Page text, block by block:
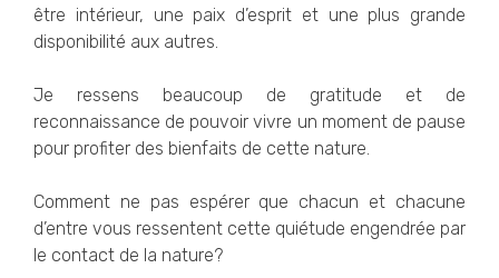
être intérieur, une paix d’esprit et une plus grande
disponibilité aux autres.
Je ressens beaucoup de gratitude et de
reconnaissance de pouvoir vivre un moment de pause
pour profiter des bienfaits de cette nature.
Comment ne pas espérer que chacun et chacune
d’entre vous ressentent cette quiétude engendrée par
le contact de la nature?